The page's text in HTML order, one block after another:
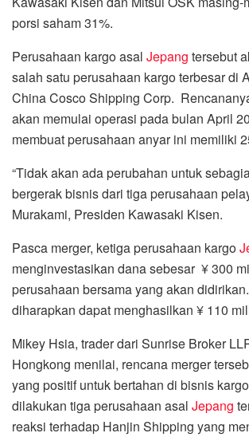
porsi saham 31%.
Perusahaan kargo asal Jepang tersebut
salah satu perusahaan kargo terbesar di
China Cosco Shipping Corp.
akan memulai operasi pada bulan April
membuat perusahaan anyar ini memiliki
“Tidak akan ada perubahan untuk
bergerak bisnis dari tiga perusahaan
Murakami, Presiden Kawasaki Kisen.
Pasca merger, ketiga perusahaan kargo
menginvestasikan dana sebesar ¥ 300
perusahaan bersama yang akan
diharapkan dapat menghasilkan ¥ 110
Mikey Hsia, trader dari Sunrise Broker
Hongkong menilai, rencana merger
yang positif untuk bertahan di bisnis
dilakukan tiga perusahaan asal Jepang
reaksi terhadap Hanjin Shipping yang